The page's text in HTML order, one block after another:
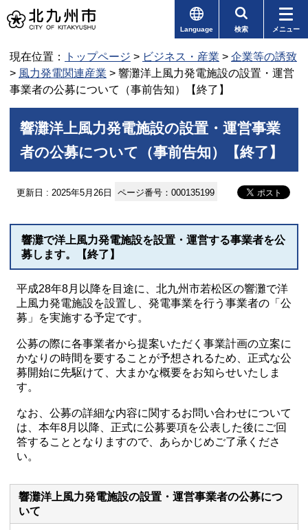
Language 検索 メニュー
現在位置： トップページ > ビジネス・産業 > 企業等の誘致
> 風力発電関連産業 > 響灘洋上風力発電施設の設置・運営
事業者の公募について（事前告知）【終了】
響灘洋上風力発電施設の設置・運営事業
者の公募について（事前告知）【終了】
更新日 : 2025年5月26日 ページ番号：000135199
響灘で洋上風力発電施設を設置・運営する事業者を公
募します。【終了】
平成28年8月以降を目途に、北九州市若松区の響灘で洋
上風力発電施設を設置し、発電事業を行う事業者の「公
募」を実施する予定です。
公募の際に各事業者から提案いただく事業計画の立案に
かなりの時間を要することが予想されるため、正式な公
募開始に先駆けて、大まかな概要をお知らせいたしま
す。
なお、公募の詳細な内容に関するお問い合わせについて
は、本年8月以降、正式に公募要項を公表した後にご回
答することとなりますので、あらかじめご了承くださ
い。
響灘洋上風力発電施設の設置・運営事業者の公募につ
いて